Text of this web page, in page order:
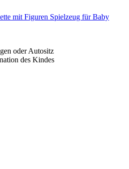
mit Figuren Spielzeug für Baby
oder Autositz
des Kindes